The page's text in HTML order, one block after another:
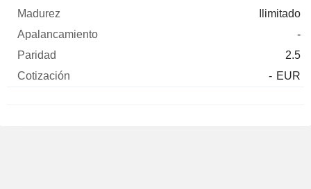
Ilimitado
-
2.5
- EUR